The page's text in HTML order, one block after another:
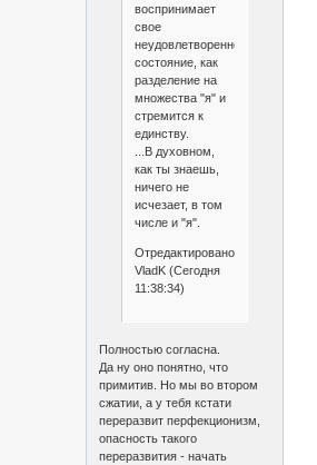
воспринимает
свое
неудовлетворенное
состояние, как
разделение на
множества "я" и
стремится к
единству.
...В духовном,
как ты знаешь,
ничего не
исчезает, в том
числе и "я".
Отредактировано
VladK (Сегодня
11:38:34)
Полностью согласна.
Да ну оно понятно, что
примитив. Но мы во втором
сжатии, а у тебя кстати
переразвит перфекционизм,
опасность такого
переразвития - начать